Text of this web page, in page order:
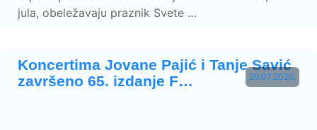
jula, obeležavaju praznik Svete …
29.07.2026.
Koncertima Jovane Pajić i Tanje Savić
završeno 65. izdanje F…